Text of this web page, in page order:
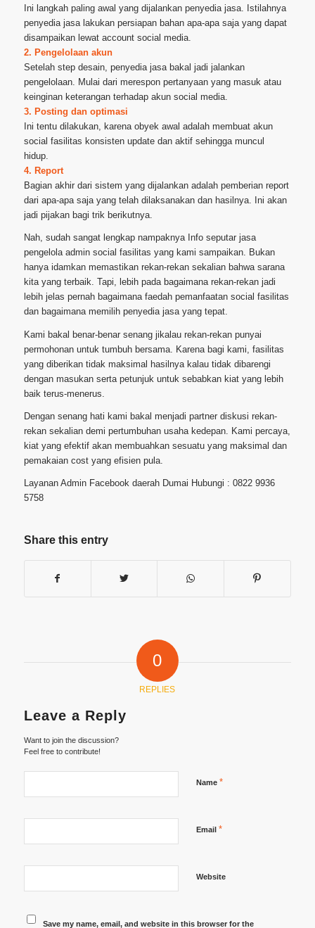
Ini langkah paling awal yang dijalankan penyedia jasa. Istilahnya
penyedia jasa lakukan persiapan bahan apa-apa saja yang dapat
disampaikan lewat account social media.
2. Pengelolaan akun
Setelah step desain, penyedia jasa bakal jadi jalankan
pengelolaan. Mulai dari merespon pertanyaan yang masuk atau
keinginan keterangan terhadap akun social media.
3. Posting dan optimasi
Ini tentu dilakukan, karena obyek awal adalah membuat akun
social fasilitas konsisten update dan aktif sehingga muncul
hidup.
4. Report
Bagian akhir dari sistem yang dijalankan adalah pemberian report
dari apa-apa saja yang telah dilaksanakan dan hasilnya. Ini akan
jadi pijakan bagi trik berikutnya.
Nah, sudah sangat lengkap nampaknya Info seputar jasa
pengelola admin social fasilitas yang kami sampaikan. Bukan
hanya idamkan memastikan rekan-rekan sekalian bahwa sarana
kita yang terbaik. Tapi, lebih pada bagaimana rekan-rekan jadi
lebih jelas pernah bagaimana faedah pemanfaatan social fasilitas
dan bagaimana memilih penyedia jasa yang tepat.
Kami bakal benar-benar senang jikalau rekan-rekan punyai
permohonan untuk tumbuh bersama. Karena bagi kami, fasilitas
yang diberikan tidak maksimal hasilnya kalau tidak dibarengi
dengan masukan serta petunjuk untuk sebabkan kiat yang lebih
baik terus-menerus.
Dengan senang hati kami bakal menjadi partner diskusi rekan-
rekan sekalian demi pertumbuhan usaha kedepan. Kami percaya,
kiat yang efektif akan membuahkan sesuatu yang maksimal dan
pemakaian cost yang efisien pula.
Layanan Admin Facebook daerah Dumai Hubungi : 0822 9936
5758
Share this entry
0
REPLIES
Leave a Reply
Want to join the discussion?
Feel free to contribute!
Name *
Email *
Website
Save my name, email, and website in this browser for the